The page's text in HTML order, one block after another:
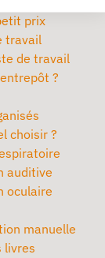
prix
travail
de travail
?
choisir ?
auditive
oculaire
manuelle
livres